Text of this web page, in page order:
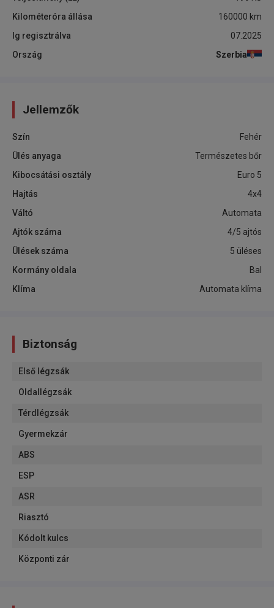
Kilométeróra állása
160000 km
Ig regisztrálva
07.2025
Ország
Szerbia
Jellemzők
Szín
Fehér
Ülés anyaga
Természetes bőr
Kibocsátási osztály
Euro 5
Hajtás
4x4
Váltó
Automata
Ajtók száma
4/5 ajtós
Ülések száma
5 üléses
Kormány oldala
Bal
Klíma
Automata klíma
Biztonság
Első légzsák
Oldallégzsák
Térdlégzsák
Gyermekzár
ABS
ESP
ASR
Riasztó
Kódolt kulcs
Központi zár